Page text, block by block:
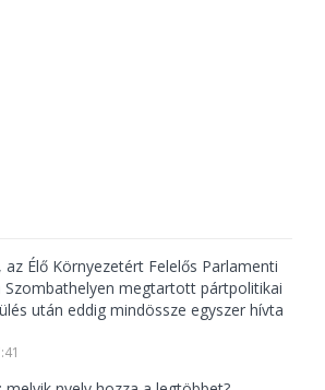
Élő Környezetért Felelős Parlamenti
Szombathelyen megtartott pártpolitikai
után eddig mindössze egyszer hívta